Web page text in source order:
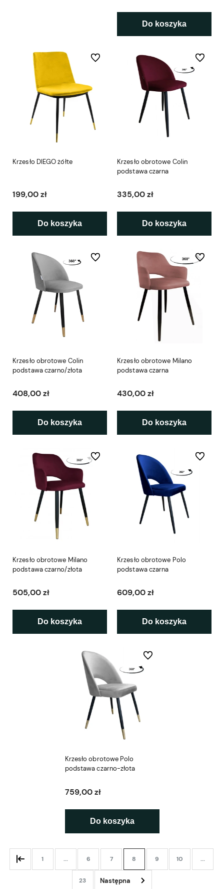
Do koszyka
Krzesło DIEGO żółte
199,00 zł
Do koszyka
Do ulubionych
Krzesło obrotowe Colin
podstawa czarna
335,00 zł
Do koszyka
Do
Krzesło obrotowe Colin
podstawa czarno/złota
408,00 zł
Do koszyka
Do ulubionych
Krzesło obrotowe Milano
podstawa czarna
430,00 zł
Do koszyka
Do
Krzesło obrotowe Milano
podstawa czarno/złota
505,00 zł
Do koszyka
Do ulubionych
Krzesło obrotowe Polo
podstawa czarna
609,00 zł
Do koszyka
Do
Krzesło obrotowe Polo
podstawa czarno-złota
759,00 zł
Do koszyka
Do ulubionych
1 ... 6 7 8 9 10 ...
23